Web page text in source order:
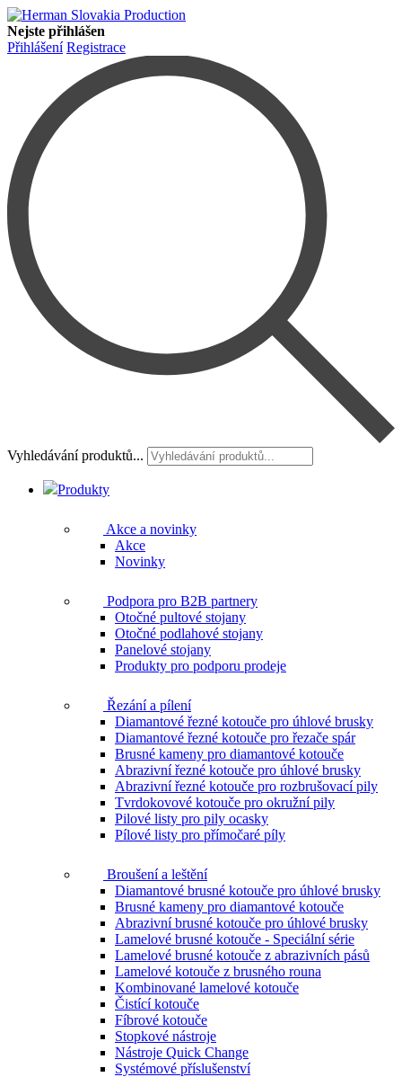
Nejste přihlášen
Přihlášení Registrace
Vyhledávání produktů...
Produkty
Akce a novinky
Akce
Novinky
Podpora pro B2B partnery
Otočné pultové stojany
Otočné podlahové stojany
Panelové stojany
Produkty pro podporu prodeje
Řezání a pílení
Diamantové řezné kotouče pro úhlové brusky
Diamantové řezné kotouče pro řezače spár
Brusné kameny pro diamantové kotouče
Abrazivní řezné kotouče pro úhlové brusky
Abrazivní řezné kotouče pro rozbrušovací pily
Tvrdokovové kotouče pro okružní pily
Pilové listy pro pily ocasky
Pílové listy pro přímočaré píly
Broušení a leštění
Diamantové brusné kotouče pro úhlové brusky
Brusné kameny pro diamantové kotouče
Abrazivní brusné kotouče pro úhlové brusky
Lamelové brusné kotouče - Speciální série
Lamelové brusné kotouče z abrazivních pásů
Lamelové kotouče z brusného rouna
Kombinované lamelové kotouče
Čistící kotouče
Fíbrové kotouče
Stopkové nástroje
Nástroje Quick Change
Systémové příslušenství